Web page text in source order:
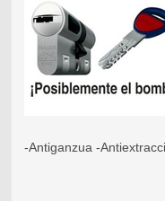
-Antiganzua -